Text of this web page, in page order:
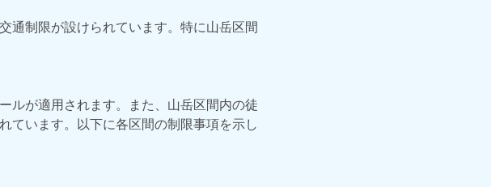
通制限が設けられています。特に山岳区間
ルが適用されます。また、山岳区間内の徒
ています。以下に各区間の制限事項を示し